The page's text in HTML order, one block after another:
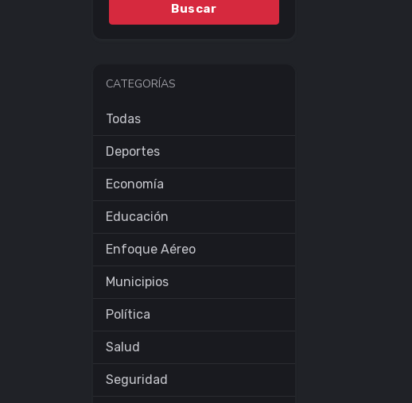
Buscar
CATEGORÍAS
Todas
Deportes
Economía
Educación
Enfoque Aéreo
Municipios
Política
Salud
Seguridad